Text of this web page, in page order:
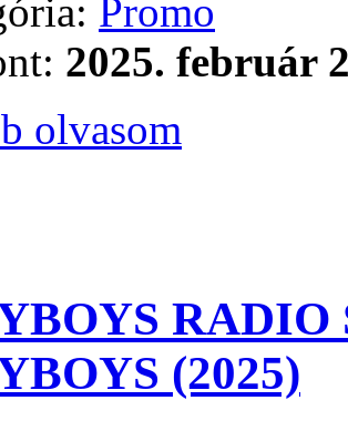
Promo
2025. február
olvasom
RADIO
(2025)